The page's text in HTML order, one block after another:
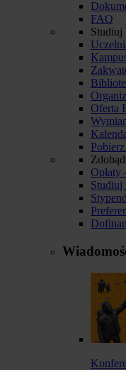
FAQ
Studiuj
Oferta
Opłaty
Studiuj